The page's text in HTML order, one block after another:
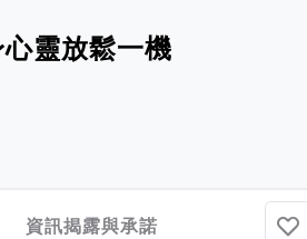
靈放鬆一機
資訊揭露與承諾